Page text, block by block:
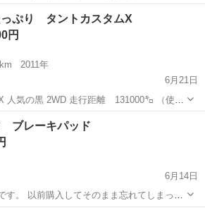
は小さいですがあります。 画像で...
タント タントカスタム
ぷり タントカスタムX
円
2011年
6月21日
割にキレイですが、小さなキズ、...
タント タントカスタム
ブレーキパッド
6月14日
す。 以前購入してそのまま忘れてしまって